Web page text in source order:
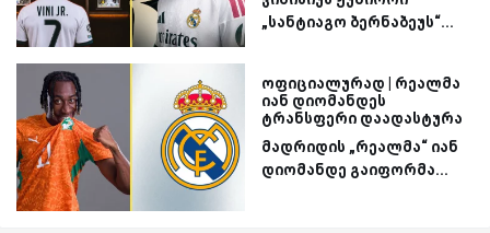
„სანტიაგო ბერნაბეუს“...
ოფიციალურად | რეალმა
იან დიომანდეს
ტრანსფერი დაადასტურა
მადრიდის „რეალმა“ იან
დიომანდე გაიფორმა...